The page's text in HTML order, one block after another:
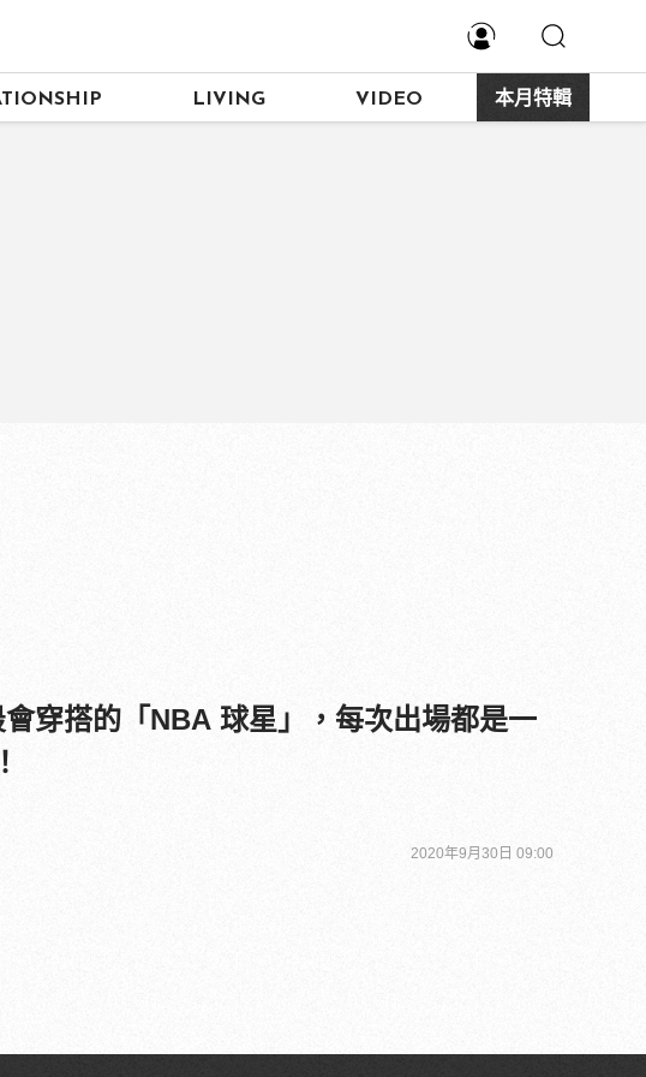
LIVING VIDEO 本月特輯
穿搭的「NBA 球星」，每次出場都是一
2020年9月30日 09:00